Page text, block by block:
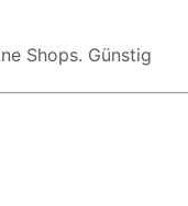
Shops. Günstig